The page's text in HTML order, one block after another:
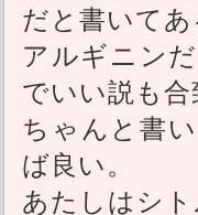
だと書いてあ
アルギニン
でいい説も合
ちゃんと書
ば良い。
あたしはシ